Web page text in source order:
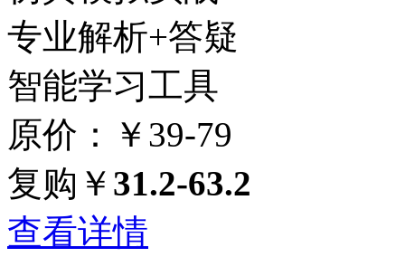
专业解析+答疑
智能学习工具
原价：￥39-79
复购￥ 31.2-63.2
查看详情